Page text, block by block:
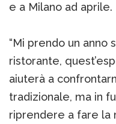
e a Milano ad aprile.
“Mi prendo un anno
ristorante,
aiuterà a
tradizionale, ma in
riprendere a fare la